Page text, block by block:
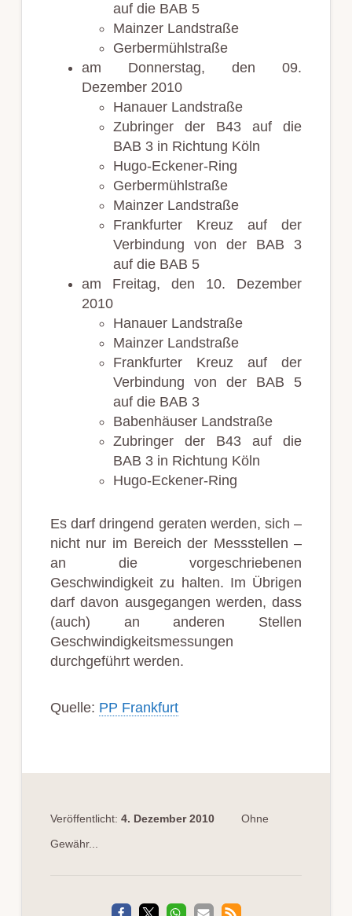
auf die BAB 5
Mainzer Landstraße
Gerbermühlstraße
am Donnerstag, den 09.
Dezember 2010
Hanauer Landstraße
Zubringer der B43 auf die
BAB 3 in Richtung Köln
Hugo-Eckener-Ring
Gerbermühlstraße
Mainzer Landstraße
Frankfurter Kreuz auf der
Verbindung von der BAB 3
auf die BAB 5
am Freitag, den 10. Dezember
2010
Hanauer Landstraße
Mainzer Landstraße
Frankfurter Kreuz auf der
Verbindung von der BAB 5
auf die BAB 3
Babenhäuser Landstraße
Zubringer der B43 auf die
BAB 3 in Richtung Köln
Hugo-Eckener-Ring
Es darf dringend geraten werden, sich –
nicht nur im Bereich der Messstellen –
an die vorgeschriebenen
Geschwindigkeit zu halten. Im Übrigen
darf davon ausgegangen werden, dass
(auch) an anderen Stellen
Geschwindigkeitsmessungen
durchgeführt werden.
Quelle: PP Frankfurt
Veröffentlicht: 4. Dezember 2010
Ohne
Gewähr...